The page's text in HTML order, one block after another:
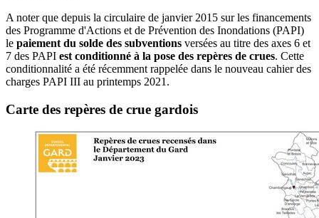
A noter que depuis la circulaire de janvier 2015 sur les financements
des Programme d'Actions et de Prévention des Inondations (PAPI)
le paiement du solde des subventions versées au titre des axes 6 et
7 des PAPI est conditionné à la pose des repères de crues. Cette
conditionnalité a été récemment rappelée dans le nouveau cahier des
charges PAPI III au printemps 2021.
Carte des repères de crue gardois